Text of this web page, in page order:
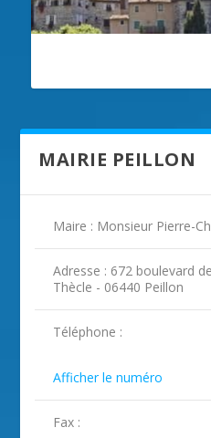
MAIRIE PEILLON
Maire : Monsieur Pierre-
Adresse : 672 boulevard
Thècle - 06440 Peillon
Téléphone :
Afficher le numéro
Fax :